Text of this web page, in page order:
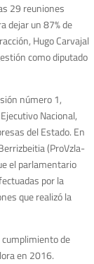
29 reuniones
dejar un 87% de
Hugo Carvajal
como diputado
número 1,
Nacional,
del Estado. En
(ProVzla-
el parlamentario
por la
que realizó la
cumplimiento de
en 2016.